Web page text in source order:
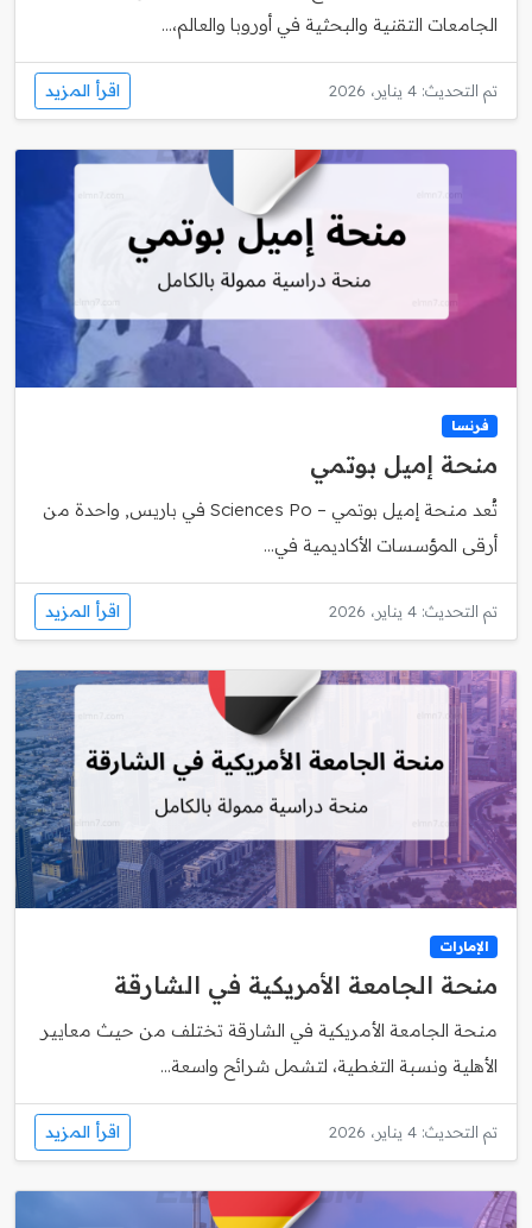
الجامعات التقنية والبحثية في أوروبا والعالم،...
تم التحديث: 4 يناير، 2026 اقرأ المزيد
فرنسا
منحة إميل بوتمي
تُعد منحة إميل بوتمي – Sciences Po في باريس, واحدة من
أرقى المؤسسات الأكاديمية في...
تم التحديث: 4 يناير، 2026 اقرأ المزيد
الإمارات
منحة الجامعة الأمريكية في الشارقة
منحة الجامعة الأمريكية في الشارقة تختلف من حيث معايير
الأهلية ونسبة التغطية، لتشمل شرائح واسعة...
تم التحديث: 4 يناير، 2026 اقرأ المزيد